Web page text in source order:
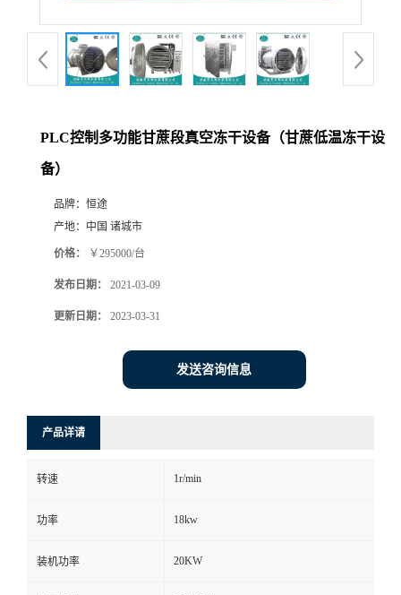
PLC控制多功能甘蔗段真空冻干设备（甘蔗低温冻干设
备）
品牌： 恒途
产地： 中国 诸城市
价格： ￥295000/台
发布日期： 2021-03-09
更新日期： 2023-03-31
发送咨询信息
产品详请
转速 1r/min
功率 18kw
装机功率 20KW